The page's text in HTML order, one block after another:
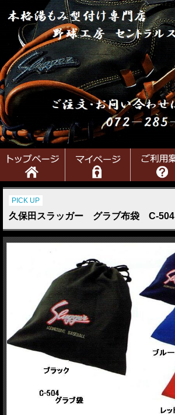
PICK UP
久保田スラッガー グラブ布袋 C-504